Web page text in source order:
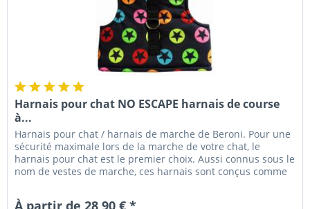
Harnais pour chat NO ESCAPE harnais de course
à...
Harnais pour chat / harnais de marche de Beroni. Pour une
sécurité maximale lors de la marche de votre chat, le
harnais pour chat est le premier choix. Aussi connus sous le
nom de vestes de marche, ces harnais sont conçus comme
À partir de 28,90 € *